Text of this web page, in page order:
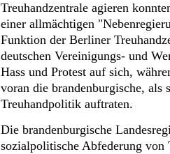
Treuhandzentrale agieren
einer allmächtigen
Funktion der Berliner
deutschen Vereinigungs- und
Hass und Protest auf sich,
voran die brandenburgische,
Treuhandpolitik auftraten.
Die brandenburgische
sozialpolitische Abfederung von